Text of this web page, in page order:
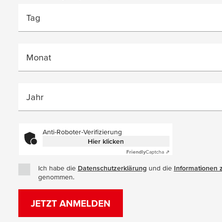
Tag
Monat
Jahr
Anti-Roboter-Verifizierung
Hier klicken
FriendlyCaptcha ⇗
Ich habe die Datenschutzerklärung(Öffnet in einem neuen
und die Informationen
genommen.
JETZT ANMELDEN